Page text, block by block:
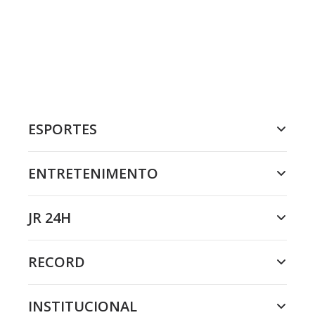
ESPORTES
ENTRETENIMENTO
JR 24H
RECORD
INSTITUCIONAL